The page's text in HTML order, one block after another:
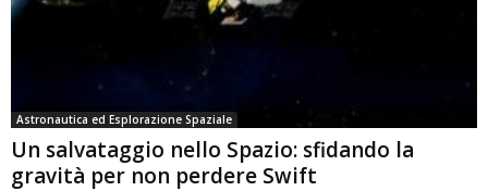
Astronautica ed Esplorazione Spaziale
Un salvataggio nello Spazio: sfidando la
gravità per non perdere Swift